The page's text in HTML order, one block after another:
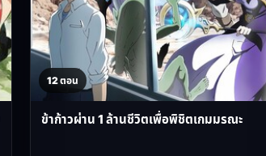
12 ตอน
ข้าก้าวผ่าน 1 ล้านชีวิตเพื่อพิชิตเกมมรณะ